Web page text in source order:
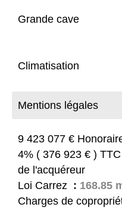
Grande cave
Climatisation
Mentions légales
9 423 077 €
4% ( 376 923 € )
de l'acquéreur
Loi Carrez
168.85
Charges de